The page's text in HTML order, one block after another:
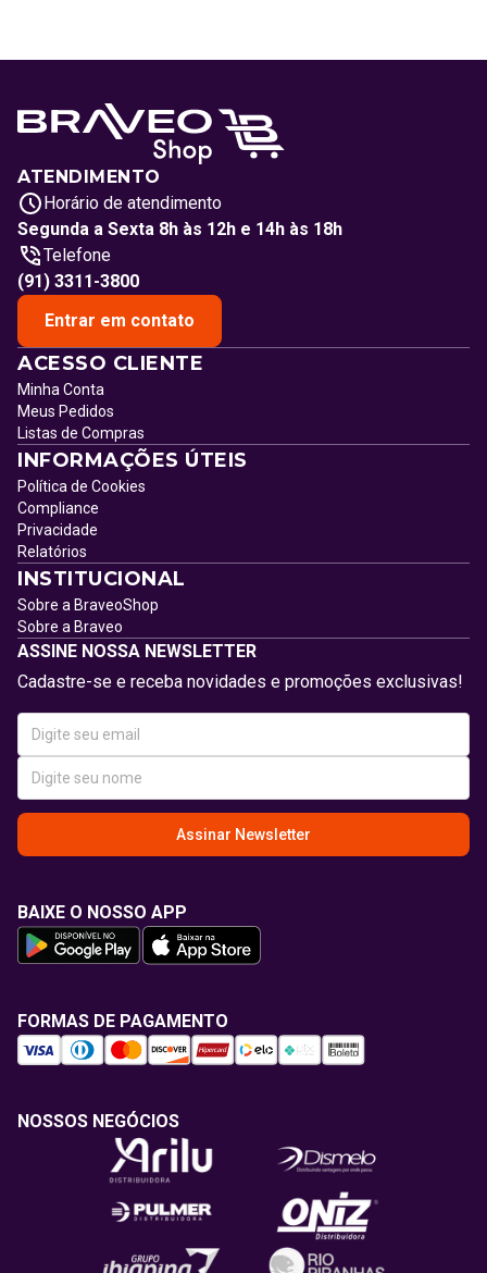
ATENDIMENTO
Horário de atendimento
Segunda a Sexta 8h às 12h e 14h às 18h
Telefone
(91) 3311-3800
Entrar em contato
ACESSO CLIENTE
Minha Conta
Meus Pedidos
Listas de Compras
INFORMAÇÕES ÚTEIS
Política de Cookies
Compliance
Privacidade
Relatórios
INSTITUCIONAL
Sobre a BraveoShop
Sobre a Braveo
ASSINE NOSSA NEWSLETTER
Cadastre-se e receba novidades e promoções exclusivas!
Assinar Newsletter
BAIXE O NOSSO APP
FORMAS DE PAGAMENTO
NOSSOS NEGÓCIOS